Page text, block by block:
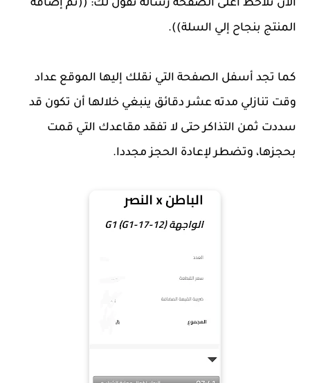
الآن تلاحظ أعلى الصفحة رسالة تقول لك: ((تم إضافة
المنتج بنجاح إلي السلة)).
كما تجد أسفل الصفحة التي نقلك إليها الموقع عداد
وقت تنازلي مدته عشر دقائق ينبغي خلالها أن تكون قد
سددت ثمن التذاكر حتى لا تفقد مقاعدك التي قمت
بحجزها، وتضطر لإعادة الحجز مجددا.